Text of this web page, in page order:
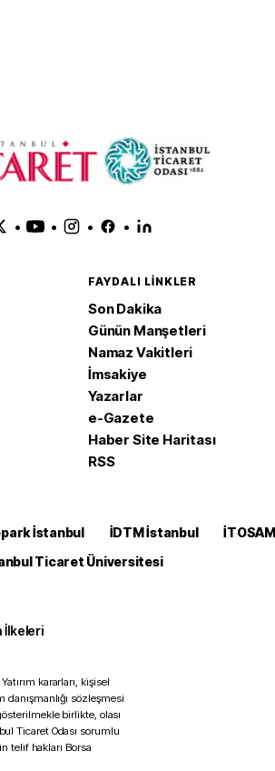
• • • •
FAYDALI LINKLER
Son Dakika
Günün Manşetleri
Namaz Vakitleri
İmsakiye
Yazarlar
e-Gazete
Haber Site Haritası
RSS
İstanbul İDTM İstanbul İTOSAM
Ticaret Üniversitesi
İlkeleri
kararları, kişisel
sözleşmesi
birlikte, olası
Ticaret Odası sorumlu
telif hakları Borsa